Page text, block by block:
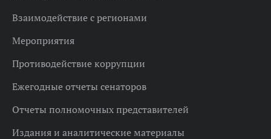
Взаимодействие с регионами
Мероприятия
Противодействие коррупции
Ежегодные отчеты сенаторов
Отчеты полномочных представителей
Издания и аналитические материалы